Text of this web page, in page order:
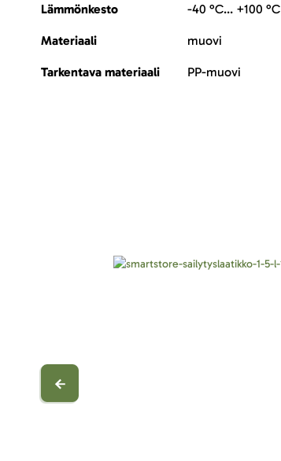
Lämmönkesto -40 °C... +100 °C
Materiaali muovi
Tarkentava materiaali PP-muovi